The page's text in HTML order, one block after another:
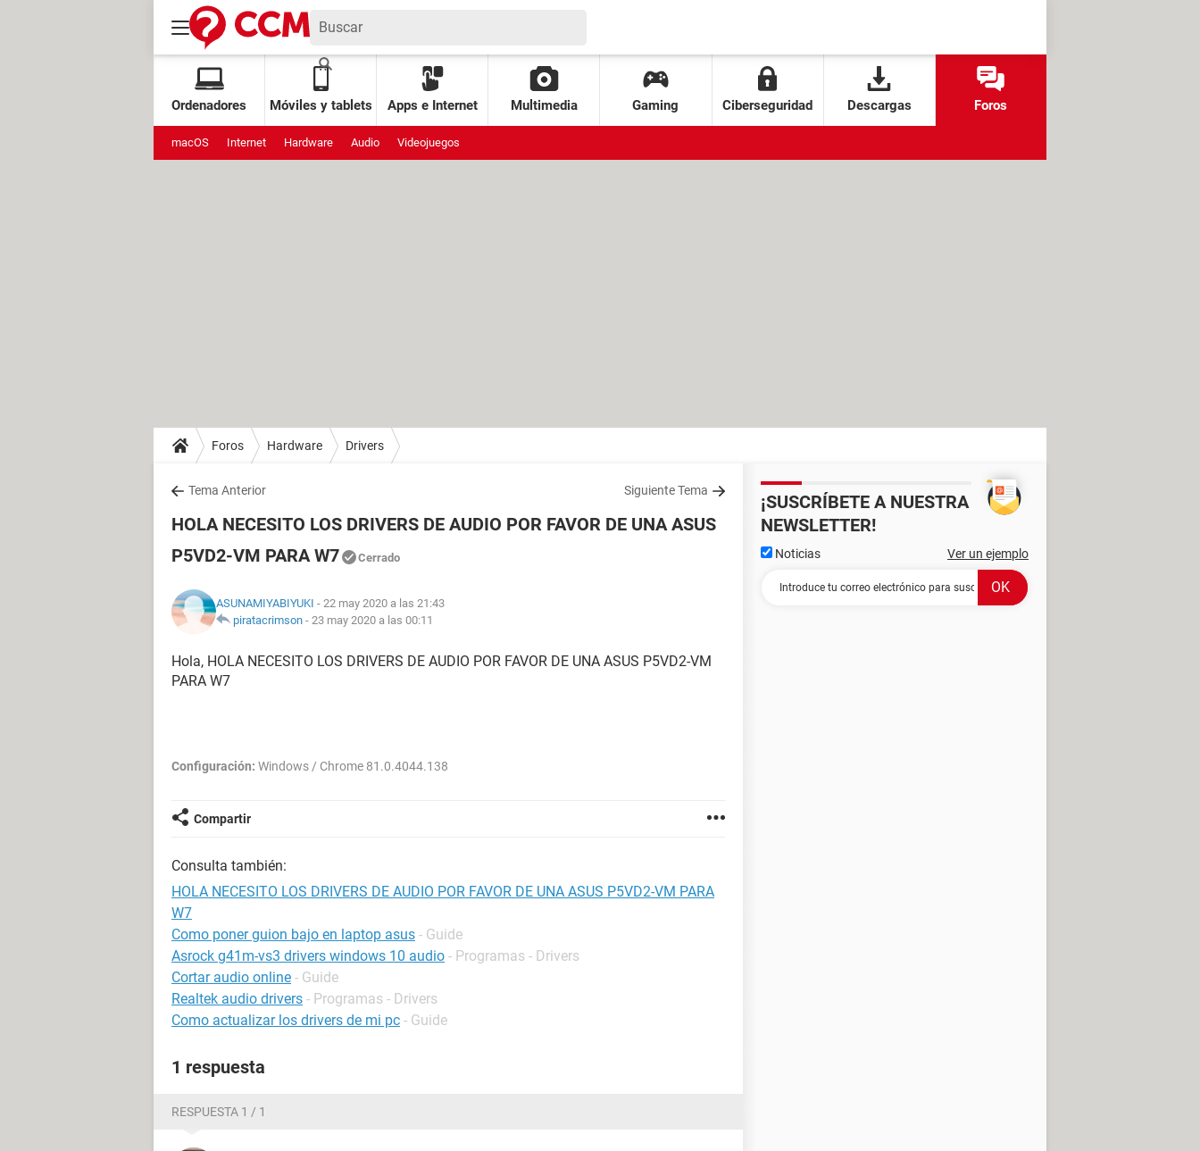
Ordenadores Móviles y tablets Apps e Internet Multimedia Gaming Ciberseguridad Descargas Foros
macOS Internet Hardware Audio Videojuegos
Foros Hardware Drivers
Tema Anterior Siguiente Tema
HOLA NECESITO LOS DRIVERS DE AUDIO POR FAVOR DE UNA ASUS
P5VD2-VM PARA W7
Cerrado
ASUNAMIYABIYUKI - 22 may 2020 a las 21:43
piratacrimson - 23 may 2020 a las 00:11
Hola, HOLA NECESITO LOS DRIVERS DE AUDIO POR FAVOR DE UNA ASUS P5VD2-VM
PARA W7
Configuración: Windows / Chrome 81.0.4044.138
Compartir
Consulta también:
HOLA NECESITO LOS DRIVERS DE AUDIO POR FAVOR DE UNA ASUS P5VD2-VM PARA
W7
Como poner guion bajo en laptop asus - Guide
Asrock g41m-vs3 drivers windows 10 audio - Programas - Drivers
Cortar audio online - Guide
Realtek audio drivers - Programas - Drivers
Como actualizar los drivers de mi pc - Guide
1 respuesta
RESPUESTA 1 / 1
¡SUSCRÍBETE A NUESTRA
NEWSLETTER!
Noticias Ver un ejemplo